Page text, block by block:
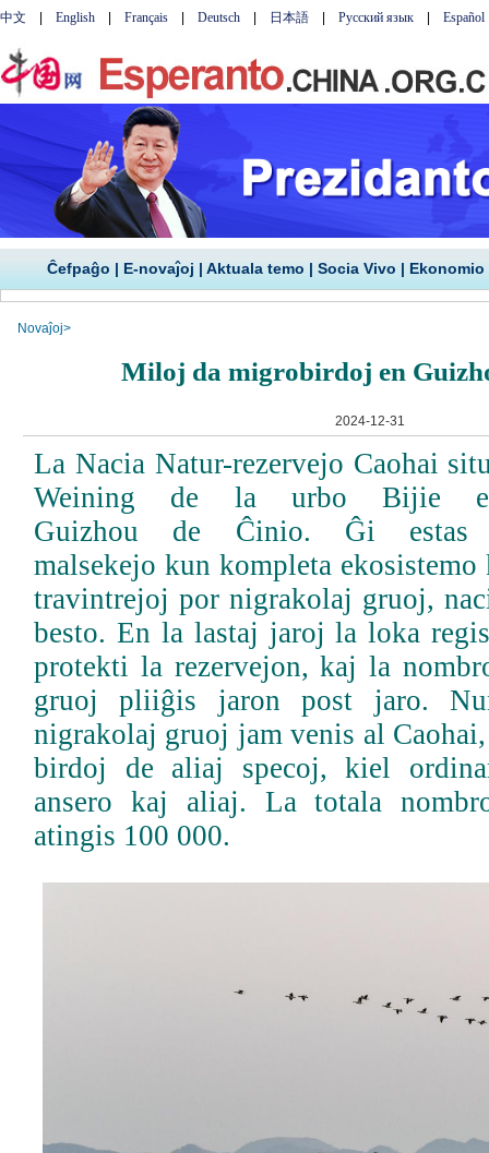
Ĉefpaĝo | E-novaĵoj | Aktuala temo | Socia Vivo | Ekonomio
Novaĵoj>
Miloj da migrobirdoj en
2024-12-31
La Nacia Natur-rezervejo Caohai
Weining de la urbo Bijie
Guizhou de Ĉinio. Ĝi estas
malsekejo kun kompleta
travintrejoj por nigrakolaj gruoj,
besto. En la lastaj jaroj la loka
protekti la rezervejon, kaj la
gruoj pliiĝis jaron post jaro.
nigrakolaj gruoj jam venis al
birdoj de aliaj specoj, kiel
ansero kaj aliaj. La totala
atingis 100 000.